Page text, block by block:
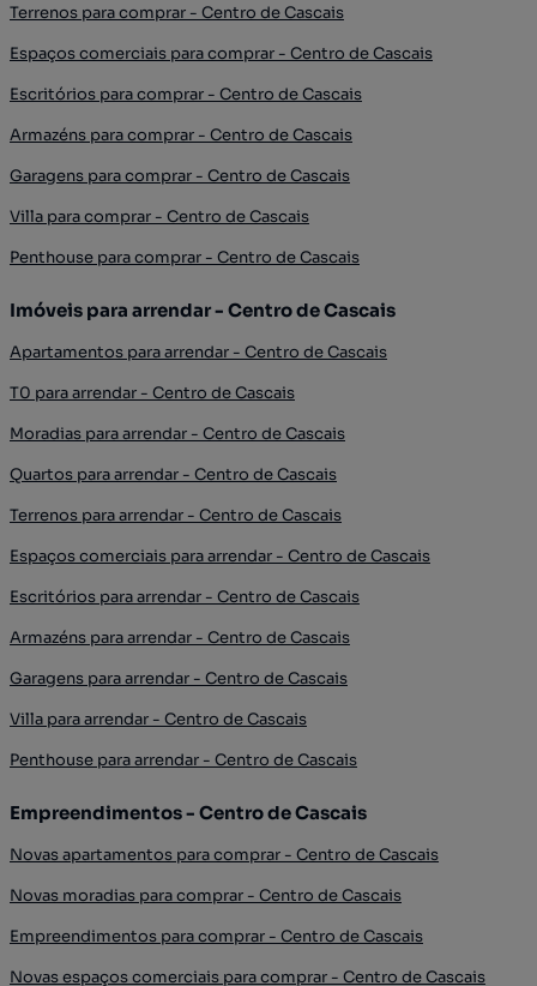
Terrenos para comprar - Centro de Cascais
Espaços comerciais para comprar - Centro de Cascais
Escritórios para comprar - Centro de Cascais
Armazéns para comprar - Centro de Cascais
Garagens para comprar - Centro de Cascais
Villa para comprar - Centro de Cascais
Penthouse para comprar - Centro de Cascais
Imóveis para arrendar - Centro de Cascais
Apartamentos para arrendar - Centro de Cascais
T0 para arrendar - Centro de Cascais
Moradias para arrendar - Centro de Cascais
Quartos para arrendar - Centro de Cascais
Terrenos para arrendar - Centro de Cascais
Espaços comerciais para arrendar - Centro de Cascais
Escritórios para arrendar - Centro de Cascais
Armazéns para arrendar - Centro de Cascais
Garagens para arrendar - Centro de Cascais
Villa para arrendar - Centro de Cascais
Penthouse para arrendar - Centro de Cascais
Empreendimentos - Centro de Cascais
Novas apartamentos para comprar - Centro de Cascais
Novas moradias para comprar - Centro de Cascais
Empreendimentos para comprar - Centro de Cascais
Novas espaços comerciais para comprar - Centro de Cascais